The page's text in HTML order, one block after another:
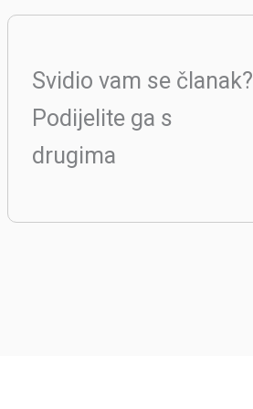
Svidio vam se članak?
Podijelite ga s
drugima